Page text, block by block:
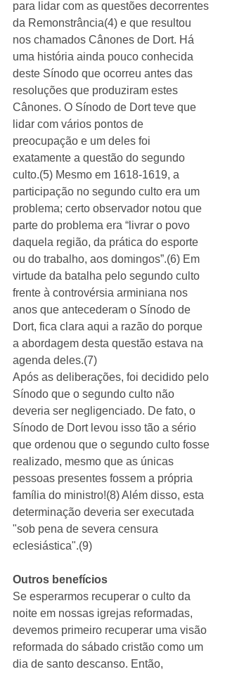
para lidar com as questões decorrentes
da Remonstrância(4) e que resultou
nos chamados Cânones de Dort. Há
uma história ainda pouco conhecida
deste Sínodo que ocorreu antes das
resoluções que produziram estes
Cânones. O Sínodo de Dort teve que
lidar com vários pontos de
preocupação e um deles foi
exatamente a questão do segundo
culto.(5) Mesmo em 1618-1619, a
participação no segundo culto era um
problema; certo observador notou que
parte do problema era “livrar o povo
daquela região, da prática do esporte
ou do trabalho, aos domingos”.(6) Em
virtude da batalha pelo segundo culto
frente à controvérsia arminiana nos
anos que antecederam o Sínodo de
Dort, fica clara aqui a razão do porque
a abordagem desta questão estava na
agenda deles.(7)
Após as deliberações, foi decidido pelo
Sínodo que o segundo culto não
deveria ser negligenciado. De fato, o
Sínodo de Dort levou isso tão a sério
que ordenou que o segundo culto fosse
realizado, mesmo que as únicas
pessoas presentes fossem a própria
família do ministro!(8) Além disso, esta
determinação deveria ser executada
"sob pena de severa censura
eclesiástica".(9)
Outros benefícios
Se esperarmos recuperar o culto da
noite em nossas igrejas reformadas,
devemos primeiro recuperar uma visão
reformada do sábado cristão como um
dia de santo descanso. Então,